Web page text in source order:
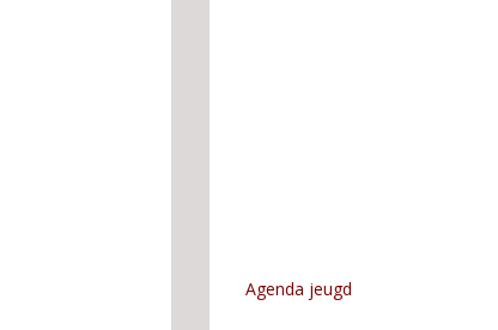
Agenda jeugd